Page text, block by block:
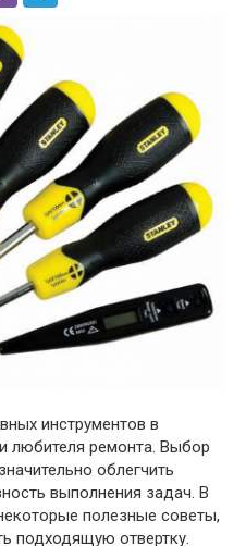
инструментов в
любителя ремонта. Выбор
облегчить
выполнения задач. В
полезные советы,
подходящую отвертку.